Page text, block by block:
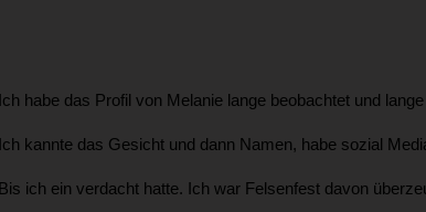
Ich habe das Profil von Melanie lange beobachtet und
Ich kannte das Gesicht und dann Namen, habe sozial
Bis ich ein verdacht hatte. Ich war Felsenfest davon